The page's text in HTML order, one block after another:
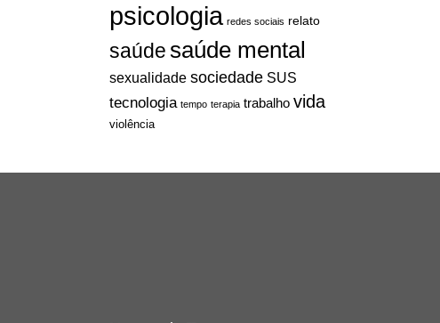
psicologia redes sociais relato
saúdesaúde mental
sexualidade sociedade SUS
tecnologia tempo terapia trabalho vida
violência